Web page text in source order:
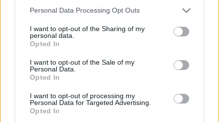
Personal Data Processing Opt Outs
I want to opt-out of the Sharing of my
personal data.
Opted In
I want to opt-out of the Sale of my
Personal Data.
Opted In
I want to opt-out of processing my
Personal Data for Targeted Advertising.
Opted In
Felügyeletének szerdai visegrádi konferenciáján,
A szekcióban zajló tanácskozást vezető Trunkó Barnabás
Haraszti Zsolt a netrisk.hu internetes alkusz ügyvezetője is
önmagát beteljesítő jóslatnak nevezte azt, hogy az idei
váltók száma eléri az egymilliót. Az on-line alkuszok a kedd
éjféli felmondási határidőig...